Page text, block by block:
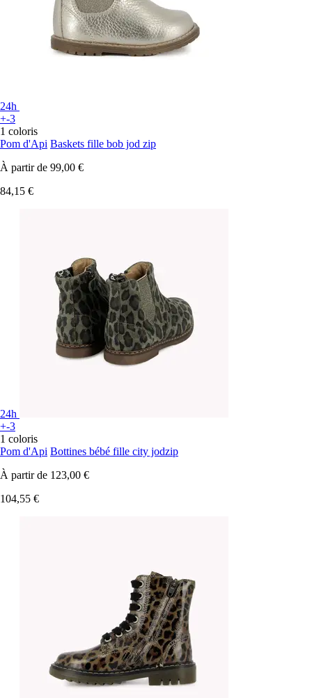
24h
+-3
1 coloris
Pom d'Api Baskets fille bob jod zip
À partir de 99,00 €
84,15 €
24h
+-3
1 coloris
Pom d'Api Bottines bébé fille city jodzip
À partir de 123,00 €
104,55 €